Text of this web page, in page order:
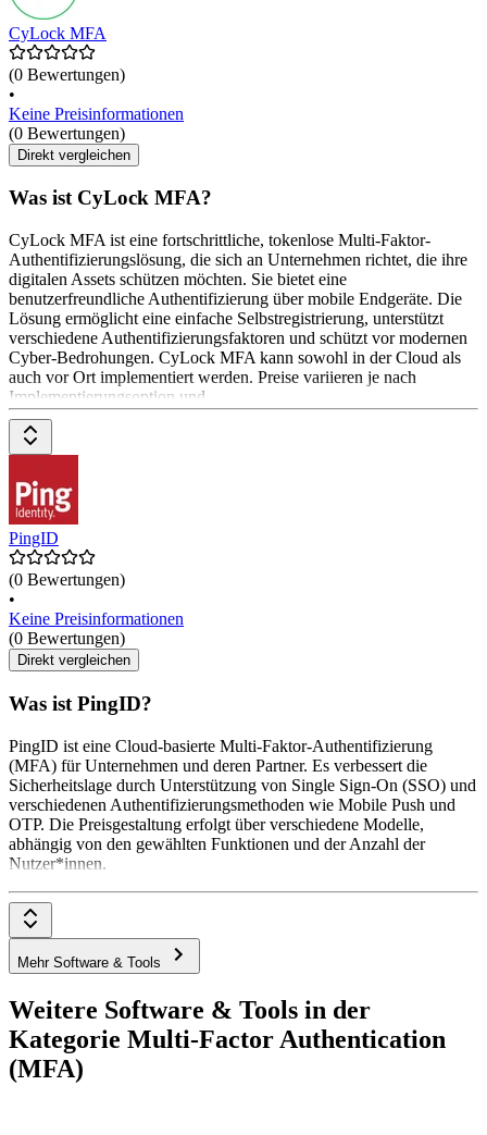
CyLock MFA
(0 Bewertungen)
•
Keine Preisinformationen
(0 Bewertungen)
Direkt vergleichen
Was ist CyLock MFA?
CyLock MFA ist eine fortschrittliche, tokenlose Multi-Faktor-
Authentifizierungslösung, die sich an Unternehmen richtet, die ihre
digitalen Assets schützen möchten. Sie bietet eine
benutzerfreundliche Authentifizierung über mobile Endgeräte. Die
Lösung ermöglicht eine einfache Selbstregistrierung, unterstützt
verschiedene Authentifizierungsfaktoren und schützt vor modernen
Cyber-Bedrohungen. CyLock MFA kann sowohl in der Cloud als
auch vor Ort implementiert werden. Preise variieren je nach
Implementierungsoption und
PingID
(0 Bewertungen)
•
Keine Preisinformationen
(0 Bewertungen)
Direkt vergleichen
Was ist PingID?
PingID ist eine Cloud-basierte Multi-Faktor-Authentifizierung
(MFA) für Unternehmen und deren Partner. Es verbessert die
Sicherheitslage durch Unterstützung von Single Sign-On (SSO) und
verschiedenen Authentifizierungsmethoden wie Mobile Push und
OTP. Die Preisgestaltung erfolgt über verschiedene Modelle,
abhängig von den gewählten Funktionen und der Anzahl der
Nutzer*innen.
Mehr Software & Tools
Weitere Software & Tools in der
Kategorie Multi-Factor Authentication
(MFA)